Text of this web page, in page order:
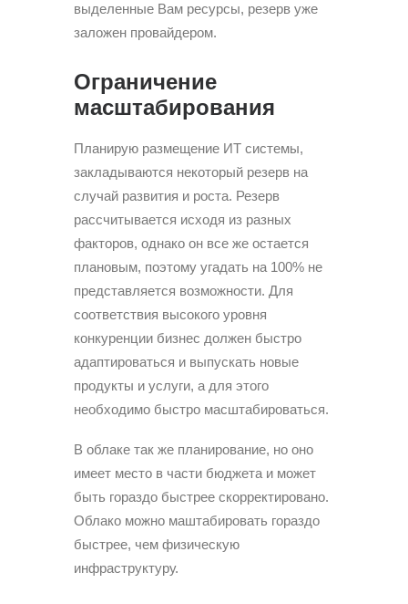
выделенные Вам ресурсы, резерв уже
заложен провайдером.
Ограничение
масштабирования
Планирую размещение ИТ системы,
закладываются некоторый резерв на
случай развития и роста. Резерв
рассчитывается исходя из разных
факторов, однако он все же остается
плановым, поэтому угадать на 100% не
представляется возможности. Для
соответствия высокого уровня
конкуренции бизнес должен быстро
адаптироваться и выпускать новые
продукты и услуги, а для этого
необходимо быстро масштабироваться.
В облаке так же планирование, но оно
имеет место в части бюджета и может
быть гораздо быстрее скорректировано.
Облако можно маштабировать гораздо
быстрее, чем физическую
инфраструктуру.